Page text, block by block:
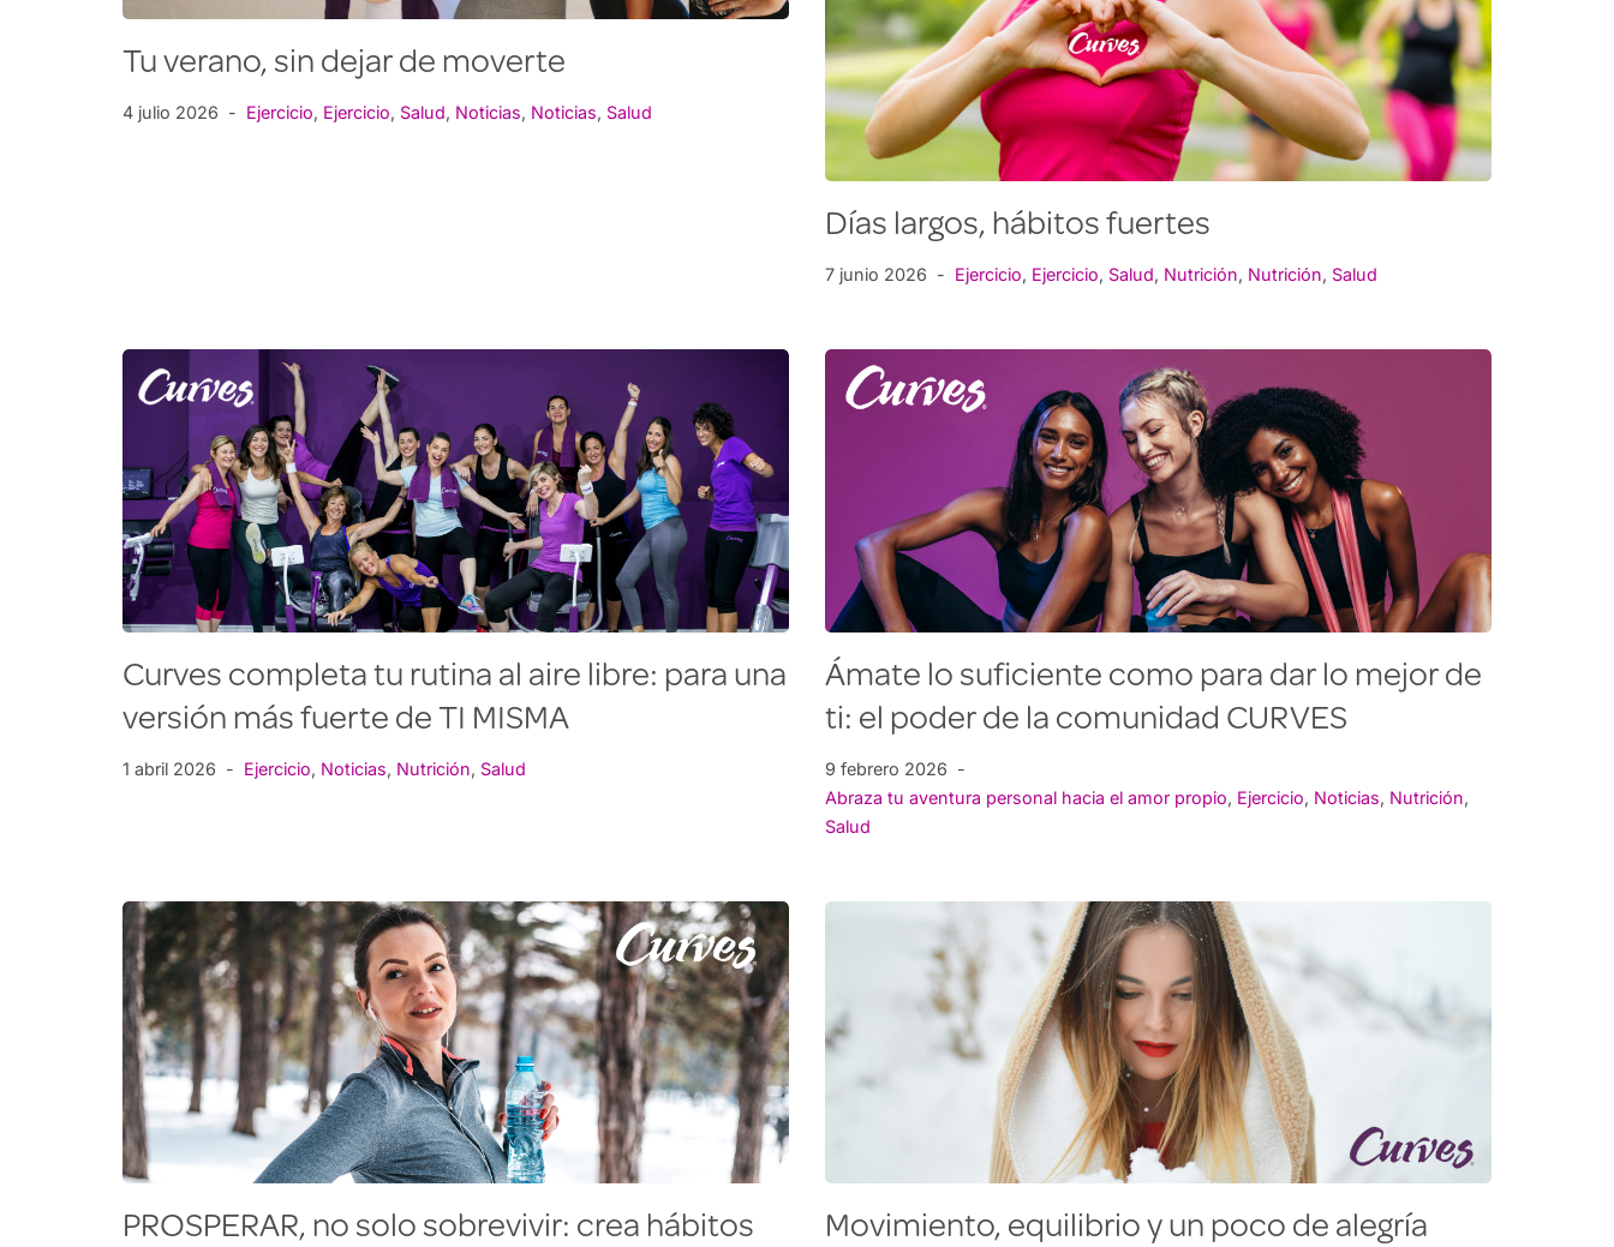
Tu verano, sin dejar de moverte
4 julio 2026 Ejercicio, Ejercicio, Salud, Noticias, Noticias, Salud
Días largos, hábitos fuertes
7 junio 2026 Ejercicio, Ejercicio, Salud, Nutrición, Nutrición, Salud
Curves completa tu rutina al aire libre: para una
versión más fuerte de TI MISMA
1 abril 2026 Ejercicio, Noticias, Nutrición, Salud
Ámate lo suficiente como para dar lo mejor de
ti: el poder de la comunidad CURVES
9 febrero 2026
Abraza tu aventura personal hacia el amor propio, Ejercicio, Noticias, Nutrición,
Salud
PROSPERAR, no solo sobrevivir: crea hábitos
Movimiento, equilibrio y un poco de alegría